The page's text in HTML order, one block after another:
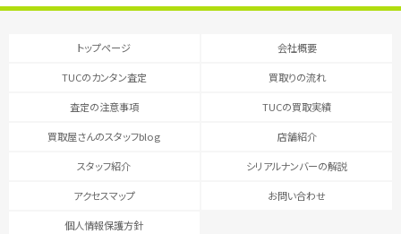
トップページ 会社概要
TUCのカンタン査定 買取りの流れ
査定の注意事項 TUCの買取実績
買取屋さんのスタッフblog 店舗紹介
スタッフ紹介 シリアルナンバーの解説
アクセスマップ お問い合わせ
個人情報保護方針